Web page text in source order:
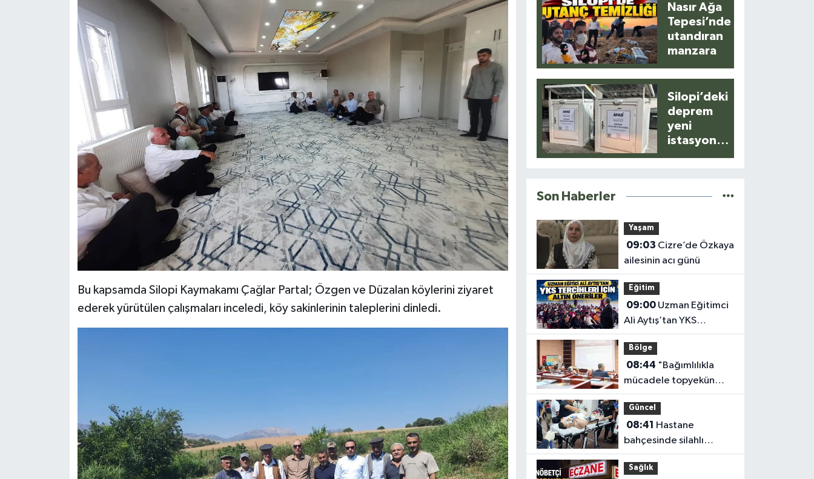
Bu kapsamda Silopi Kaymakamı Çağlar Partal; Özgen ve Düzalan köylerini ziyaret
ederek yürütülen çalışmaları inceledi, köy sakinlerinin taleplerini dinledi.
Nasır Ağa
Tepesi’nde
utandıran
manzara
Silopi’deki
deprem
yeni
istasyonla
Son Haberler
Yaşam
09:03
ailesinin acı günü
Eğitim
09:00Uzman Eğitimci
Ali Aytış’tan YKS
Tercihleri İçin Altın
Öneriler
Bölge
08:44
mücadele topyekün
olmalı"
Güncel
08:41
bahçesinde silahlı
saldırı: 1'i çocuk 2 yaralı
Sağlık